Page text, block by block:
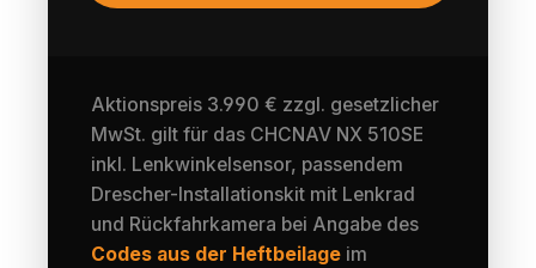
Aktionspreis 3.990 € zzgl. gesetzlicher
MwSt. gilt für das CHCNAV NX 510SE
inkl. Lenkwinkelsensor, passendem
Drescher-Installationskit mit Lenkrad
und Rückfahrkamera bei Angabe des
Codes aus der Heftbeilage im